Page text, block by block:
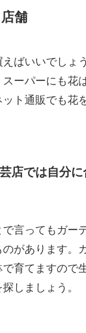
舗
ばいいでしょ
スーパーにも花
ト通販でも花
店では自分
言ってもガー
のがあります。
育てますので
しましょう。